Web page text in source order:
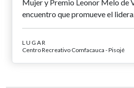
Mujer y Premio Leonor Melo de
encuentro que promueve el
LUGAR
Centro Recreativo Comfacauca - Pisojé